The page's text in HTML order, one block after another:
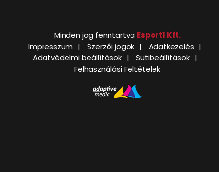
Minden jog fenntartva Esport1 Kft.
Impresszum
Szerzői jogok
Adatkezelés
Adatvédelmi beállítások
Sütibeállítások
Felhasználási Feltételek